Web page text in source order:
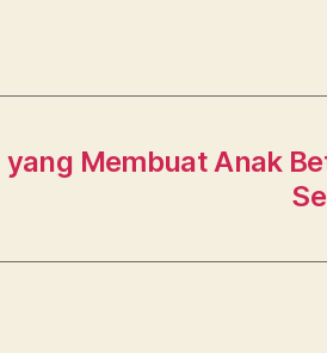
Membuat Anak